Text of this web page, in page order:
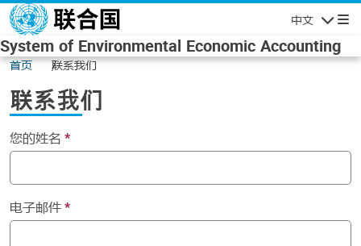
Skip to main content
中文
System of Environmental Economic Accounting
首页 联系我们
联系我们
您的姓名
电子邮件